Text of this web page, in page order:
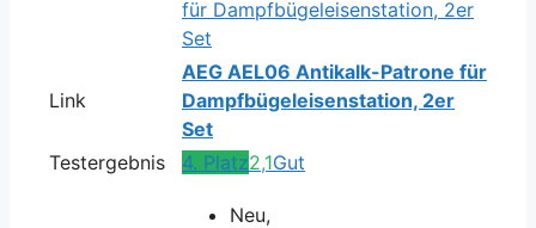
Link
AEG AEL06 Antikalk-Patrone für
Dampfbügeleisenstation, 2er
Set
Testergebnis
4. Platz2,1Gut
Neu,